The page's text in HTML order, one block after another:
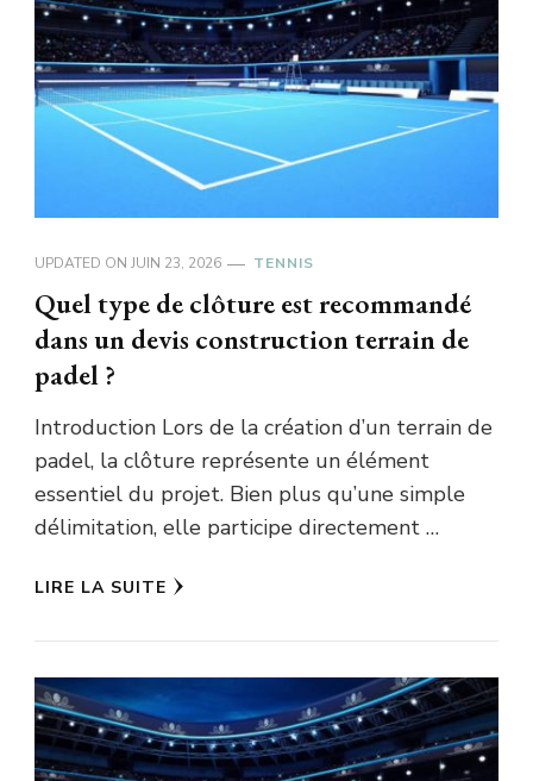
UPDATED ON JUIN 23, 2026 TENNIS
Quel type de clôture est recommandé
dans un devis construction terrain de
padel ?
Introduction Lors de la création d’un terrain de
padel, la clôture représente un élément
essentiel du projet. Bien plus qu’une simple
délimitation, elle participe directement …
LIRE LA SUITE